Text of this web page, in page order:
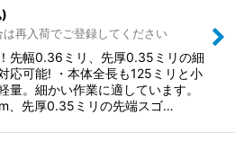
再入荷でご登録してください
先幅0.36ミリ、先厚0.35ミリの細
応可能! ・本体全長も125ミリと小
量。細かい作業に適しています。
、先厚0.35ミリの先端スゴ…